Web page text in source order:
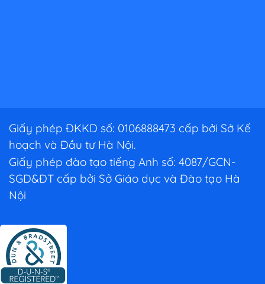
Giấy phép ĐKKD số: 0106888473 cấp bởi Sở Kế
hoạch và Đầu tư Hà Nội.
Giấy phép đào tạo tiếng Anh số: 4087/GCN-
SGD&ĐT cấp bởi Sở Giáo dục và Đào tạo Hà
Nội